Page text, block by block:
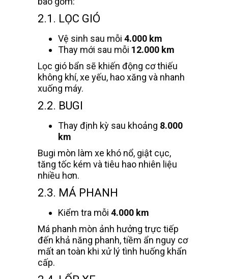
2.1. LỌC GIÓ
Vệ sinh sau mỗi 4.000 km
Thay mới sau mỗi 12.000 km
Lọc gió bẩn sẽ khiến động cơ thiếu
không khí, xe yếu, hao xăng và nhanh
xuống máy.
2.2. BUGI
Thay định kỳ sau khoảng 8.000
km
Bugi mòn làm xe khó nổ, giật cục,
tăng tốc kém và tiêu hao nhiên liệu
nhiều hơn.
2.3. MÁ PHANH
Kiểm tra mỗi 4.000 km
Má phanh mòn ảnh hưởng trực tiếp
đến khả năng phanh, tiềm ẩn nguy cơ
mất an toàn khi xử lý tình huống khẩn
cấp.